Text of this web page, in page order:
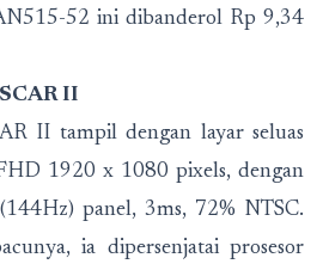
52 ini dibanderol Rp 9,34
II
II tampil dengan layar seluas
1920 x 1080 pixels, dengan
panel, 3ms, 72% NTSC.
ia dipersenjatai prosesor